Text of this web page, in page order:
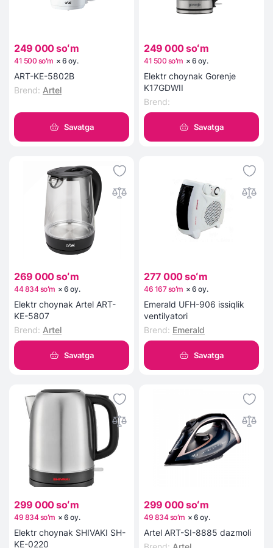
249 000 soʻm
41 500 soʻm ×6 oy.
ART-KE-5802B
Brend: Artel
Savatga
249 000 soʻm
41 500 soʻm ×6 oy.
Elektr choynak Gorenje
K17GDWII
Brend:
Savatga
269 000 soʻm
44 834 soʻm ×6 oy.
Elektr choynak Artel ART-
KE-5807
Brend: Artel
Savatga
277 000 soʻm
46 167 soʻm ×6 oy.
Emerald UFH-906 issiqlik
ventilyatori
Brend: Emerald
Savatga
299 000 soʻm
49 834 soʻm ×6 oy.
Elektr choynak SHIVAKI SH-
KE-0220
299 000 soʻm
49 834 soʻm ×6 oy.
Artel ART-SI-8885 dazmoli